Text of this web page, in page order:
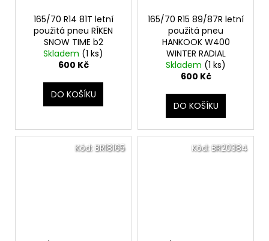
165/70 R14 81T letní
použitá pneu RÍKEN
SNOW TIME b2
Skladem (1 ks)
600 Kč
DO KOŠÍKU
165/70 R15 89/87R letní
použitá pneu
HANKOOK W400
WINTER RADIAL
Skladem (1 ks)
600 Kč
DO KOŠÍKU
Kód:BR18165 Kód:BR20384